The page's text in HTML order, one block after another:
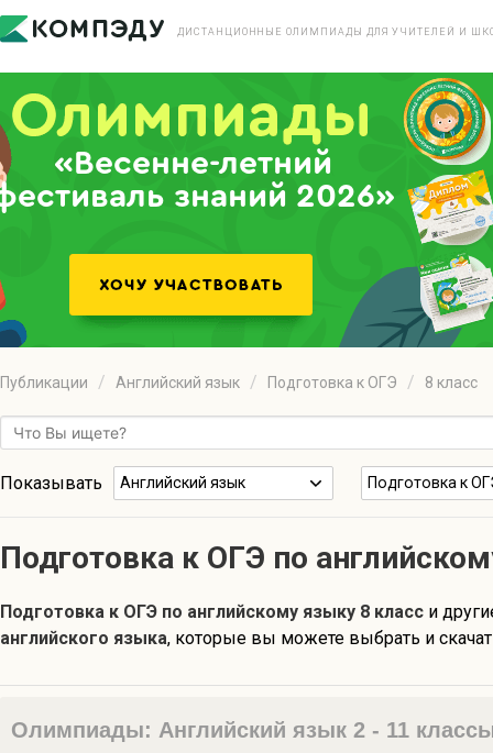
ДИСТАНЦИОННЫЕ ОЛИМПИАДЫ ДЛЯ УЧИТЕЛЕЙ И
«Весенне-летний
знаний 2026»
Публикации Английский язык Подготовка к ОГЭ 8 класс
Показывать Английский язык Подготовка к
Подготовка к ОГЭ по
Подготовка к ОГЭ по английскому языку 8 класс и
английского языка, которые вы можете выбрать и
Олимпиады: Английский язык 2 - 11